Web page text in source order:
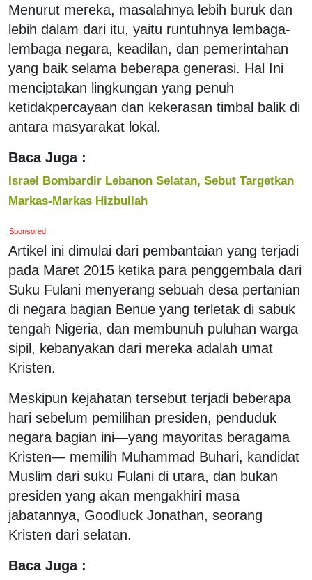
Menurut mereka, masalahnya lebih buruk dan
lebih dalam dari itu, yaitu runtuhnya lembaga-
lembaga negara, keadilan, dan pemerintahan
yang baik selama beberapa generasi. Hal Ini
menciptakan lingkungan yang penuh
ketidakpercayaan dan kekerasan timbal balik di
antara masyarakat lokal.
Baca Juga :
Israel Bombardir Lebanon Selatan, Sebut Targetkan
Markas-Markas Hizbullah
Sponsored
Artikel ini dimulai dari pembantaian yang terjadi
pada Maret 2015 ketika para penggembala dari
Suku Fulani menyerang sebuah desa pertanian
di negara bagian Benue yang terletak di sabuk
tengah Nigeria, dan membunuh puluhan warga
sipil, kebanyakan dari mereka adalah umat
Kristen.
Meskipun kejahatan tersebut terjadi beberapa
hari sebelum pemilihan presiden, penduduk
negara bagian ini—yang mayoritas beragama
Kristen— memilih Muhammad Buhari, kandidat
Muslim dari suku Fulani di utara, dan bukan
presiden yang akan mengakhiri masa
jabatannya, Goodluck Jonathan, seorang
Kristen dari selatan.
Baca Juga :